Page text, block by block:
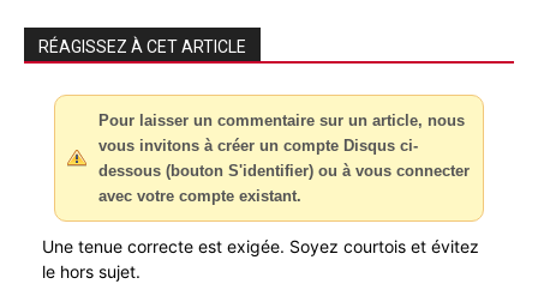
RÉAGISSEZ À CET ARTICLE
Pour laisser un commentaire sur un article, nous
vous invitons à créer un compte Disqus ci-
dessous (bouton S'identifier) ou à vous connecter
avec votre compte existant.
Une tenue correcte est exigée. Soyez courtois et évitez
le hors sujet.